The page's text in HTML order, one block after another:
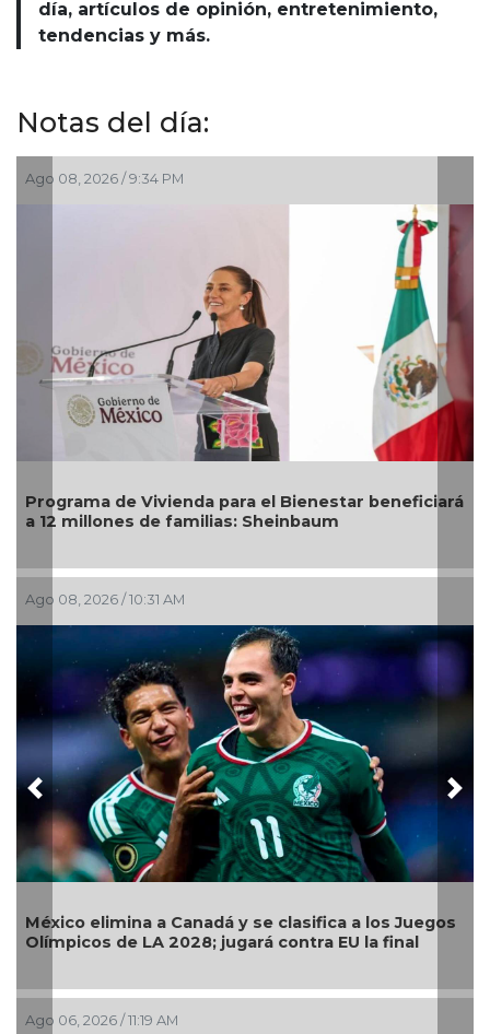
día, artículos de opinión, entretenimiento,
tendencias y más.
Notas del día:
2026 / 9:34 PM
de Vivienda para el Bienestar beneficiará
millones de familias: Sheinbaum
2026 / 10:31 AM
elimina a Canadá y se clasifica a los Juegos
de LA 2028; jugará contra EU la final
2026 / 11:19 AM
DIF
Previous